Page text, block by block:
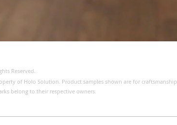
Reserved.
of Holo Solution. Product samples shown are for craftsmanship
belong to their respective owners.